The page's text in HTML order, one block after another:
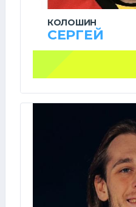
КОЛОШИН
СЕРГЕЙ